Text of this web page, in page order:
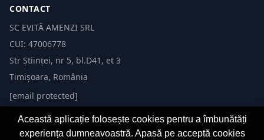
CONTACT
SC EVITĂ AMENZI SRL
CUI: 47006778
Str Științei, nr 5, bl.D41, et 3
Timișoara, România
[email protected]
Această aplicație folosește cookies pentru a îmbunătăți
experiența dumneavoastră. Apasă pe acceptă cookies